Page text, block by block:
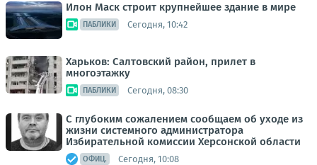
Илон Маск строит крупнейшее здание в мире
ПАБЛИКИ Сегодня, 10:42
Харьков: Салтовский район, прилет в
многоэтажку
ПАБЛИКИ Сегодня, 08:30
С глубоким сожалением сообщаем об уходе из
жизни системного администратора
Избирательной комиссии Херсонской области
ОФИЦ. Сегодня, 10:08